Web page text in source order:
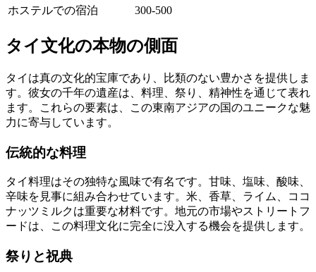
ホステルでの宿泊
300-500
タイ文化の本物の側面
タイは真の文化的宝庫であり、比類のない豊かさを提供しま
す。彼女の千年の遺産は、料理、祭り、精神性を通じて表れ
ます。これらの要素は、この東南アジアの国のユニークな魅
力に寄与しています。
伝統的な料理
タイ料理はその独特な風味で有名です。甘味、塩味、酸味、
辛味を見事に組み合わせています。米、香草、ライム、ココ
ナッツミルクは重要な材料です。地元の市場やストリートフ
ードは、この料理文化に完全に没入する機会を提供します。
祭りと祝典